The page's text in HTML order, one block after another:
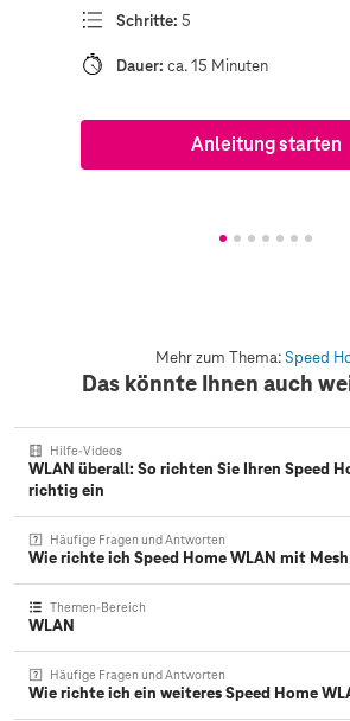
Schritte:5
Dauer:ca. 15 Minuten
Anleitung starten
Mehr zum Thema:Speed
Das könnte Ihnen auch
Hilfe-Videos
WLAN überall: So richten Sie Ihren Speed
richtig ein
Häufige Fragen und Antworten
Wie richte ich Speed Home WLAN mit
Themen-Bereich
WLAN
Häufige Fragen und Antworten
Wie richte ich ein weiteres Speed Home